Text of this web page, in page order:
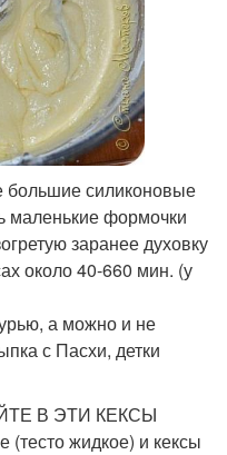
силиконовые
маленькие формочки
заранее духовку
около 40-660 мин. (у
а можно и не
с Пасхи, детки
В ЭТИ КЕКСЫ
жидкое) и кексы